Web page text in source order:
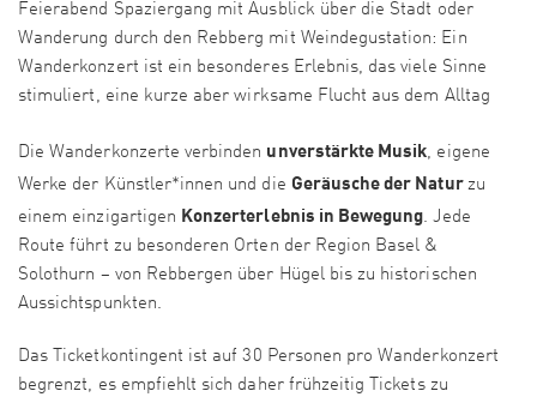
Feierabend Spaziergang mit Ausblick über die Stadt oder
Wanderung durch den Rebberg mit Weindegustation: Ein
Wanderkonzert ist ein besonderes Erlebnis, das viele Sinne
stimuliert, eine kurze aber wirksame Flucht aus dem Alltag
Die Wanderkonzerte verbinden unverstärkte Musik, eigene
Werke der Künstler*innen und die Geräusche der Natur zu
einem einzigartigen Konzerterlebnis in Bewegung. Jede
Route führt zu besonderen Orten der Region Basel &
Solothurn – von Rebbergen über Hügel bis zu historischen
Aussichtspunkten.
Das Ticketkontingent ist auf 30 Personen pro Wanderkonzert
begrenzt, es empfiehlt sich daher frühzeitig Tickets zu